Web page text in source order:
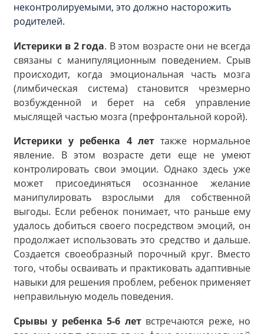
неконтролируемыми, это должно насторожить
родителей.
Истерики в 2 года. В этом возрасте они не всегда
связаны с манипуляционным поведением. Срыв
происходит, когда эмоциональная часть мозга
(лимбическая система) становится чрезмерно
возбужденной и берет на себя управление
мыслящей частью мозга (префронтальной корой).
Истерики у ребенка 4 леттакже нормальное
явление. В этом возрасте дети еще не умеют
контролировать свои эмоции. Однако здесь уже
может присоединяться осознанное желание
манипулировать взрослыми для собственной
выгоды. Если ребенок понимает, что раньше ему
удалось добиться своего посредством эмоций, он
продолжает использовать это средство и дальше.
Создается своеобразный порочный круг. Вместо
того, чтобы осваивать и практиковать адаптивные
навыки для решения проблем, ребенок применяет
неправильную модель поведения.
Срывы у ребенка 5-6 летвстречаются реже, но